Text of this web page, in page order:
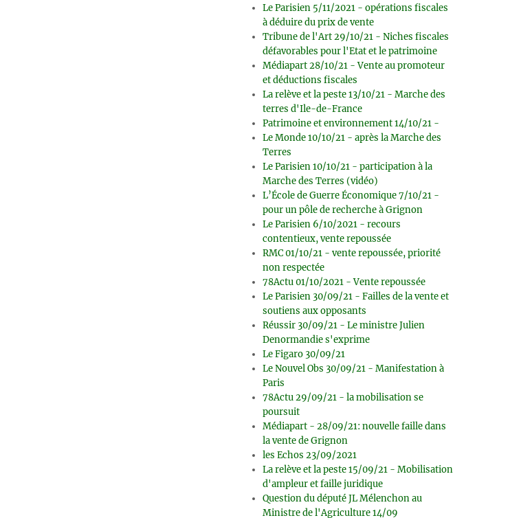
Le Parisien 5/11/2021 - opérations fiscales
à déduire du prix de vente
Tribune de l'Art 29/10/21 - Niches fiscales
défavorables pour l'Etat et le patrimoine
Médiapart 28/10/21 - Vente au promoteur
et déductions fiscales
La relève et la peste 13/10/21 - Marche des
terres d'Ile-de-France
Patrimoine et environnement 14/10/21 -
Le Monde 10/10/21 - après la Marche des
Terres
Le Parisien 10/10/21 - participation à la
Marche des Terres (vidéo)
L’École de Guerre Économique 7/10/21 -
pour un pôle de recherche à Grignon
Le Parisien 6/10/2021 - recours
contentieux, vente repoussée
RMC 01/10/21 - vente repoussée, priorité
non respectée
78Actu 01/10/2021 - Vente repoussée
Le Parisien 30/09/21 - Failles de la vente et
soutiens aux opposants
Réussir 30/09/21 - Le ministre Julien
Denormandie s'exprime
Le Figaro 30/09/21
Le Nouvel Obs 30/09/21 - Manifestation à
Paris
78Actu 29/09/21 - la mobilisation se
poursuit
Médiapart - 28/09/21: nouvelle faille dans
la vente de Grignon
les Echos 23/09/2021
La relève et la peste 15/09/21 - Mobilisation
d'ampleur et faille juridique
Question du député JL Mélenchon au
Ministre de l'Agriculture 14/09